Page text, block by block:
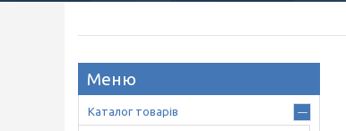
Каталог товарів